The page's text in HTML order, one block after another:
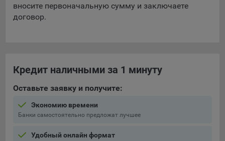
вносите первоначальную сумму и заключаете
договор.
Кредит наличными за 1 минуту
Оставьте заявку и получите:
Экономию времени
Банки самостоятельно предложат лучшее
Удобный онлайн формат